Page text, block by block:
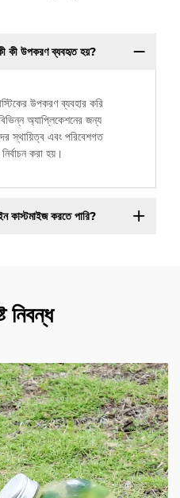
কী উপকরণ ব্যবহৃত হয়?
উপকরণ ব্যবহার করি
অ্যাপ্লিকেশনের জন্য
স্থায়িত্ব এবং পরিবেশগত
করা হয়।
কাস্টমাইজ করতে পারি?
নিবন্ধ